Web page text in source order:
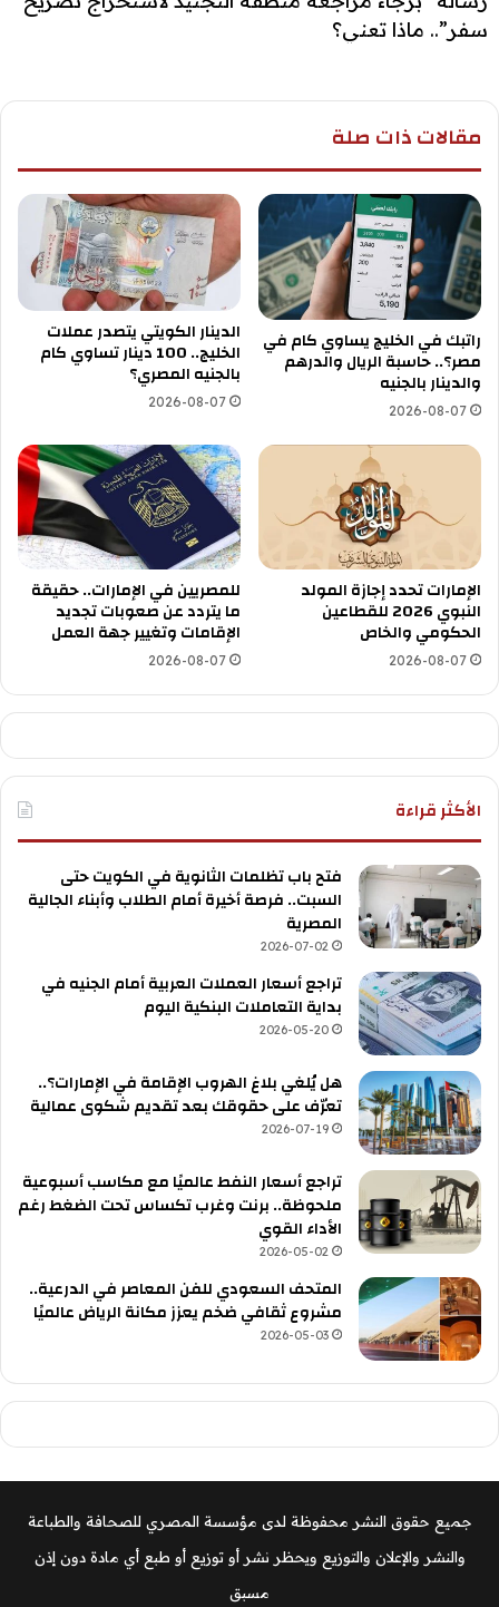
سفر”.. ماذا تعني؟
مقالات ذات صلة
راتبك في الخليج يساوي كام في
مصر؟.. حاسبة الريال والدرهم
والدينار بالجنيه
2026-08-07
الدينار الكويتي يتصدر عملات
الخليج.. 100 دينار تساوي كام
بالجنيه المصري؟
2026-08-07
الإمارات تحدد إجازة المولد
النبوي 2026 للقطاعين
الحكومي والخاص
2026-08-07
للمصريين في الإمارات.. حقيقة
ما يتردد عن صعوبات تجديد
الإقامات وتغيير جهة العمل
2026-08-07
الأكثر قراءة
فتح باب تظلمات الثانوية في الكويت حتى
السبت.. فرصة أخيرة أمام الطلاب وأبناء الجالية
المصرية
2026-07-02
تراجع أسعار العملات العربية أمام الجنيه في
بداية التعاملات البنكية اليوم
2026-05-20
هل يُلغي بلاغ الهروب الإقامة في الإمارات؟..
تعرّف على حقوقك بعد تقديم شكوى عمالية
2026-07-19
تراجع أسعار النفط عالميًا مع مكاسب أسبوعية
ملحوظة.. برنت وغرب تكساس تحت الضغط رغم
الأداء القوي
2026-05-02
المتحف السعودي للفن المعاصر في الدرعية..
مشروع ثقافي ضخم يعزز مكانة الرياض عالميًا
2026-05-03
جميع حقوق النشر محفوظة لدى مؤسسة المصري للصحافة والطباعة
والنشر والإعلان والتوزيع ويحظر نشر أو توزيع أو طبع أي مادة دون إذن
مسبق